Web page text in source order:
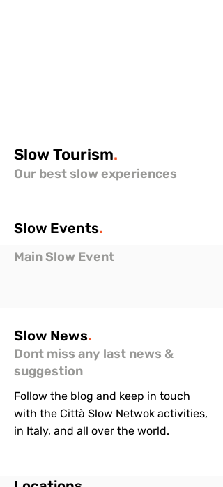
SlowTourism.
Our best slow experiences
Slow Events.
Main Slow Event
Slow News.
Dont miss any last news &
suggestion
Follow the blog and keep in touch
with the Città Slow Netwok activities,
in Italy, and all over the world.